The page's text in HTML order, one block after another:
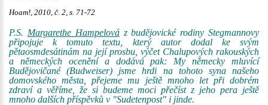
Hoam!, 2010, č. 2, s. 71-72
P.S. Margarethe Hampelováz budějovické rodiny Stegmannovy
připojuje k tomuto textu, který autor dodal ke svým
pětaosmdesátinám na její prosbu, výčet Chalupových rakouských
a německých ocenění a dodává pak: My německy mluvící
Budějovičané (Budweiser) jsme hrdi na tohoto syna našeho
domovského města, přejeme mu ještě mnoho let při dobrém
zdraví a věříme, že si budeme moci přečíst z jeho pera ještě
mnoho dalších příspěvků v "Sudetenpost" i jinde.